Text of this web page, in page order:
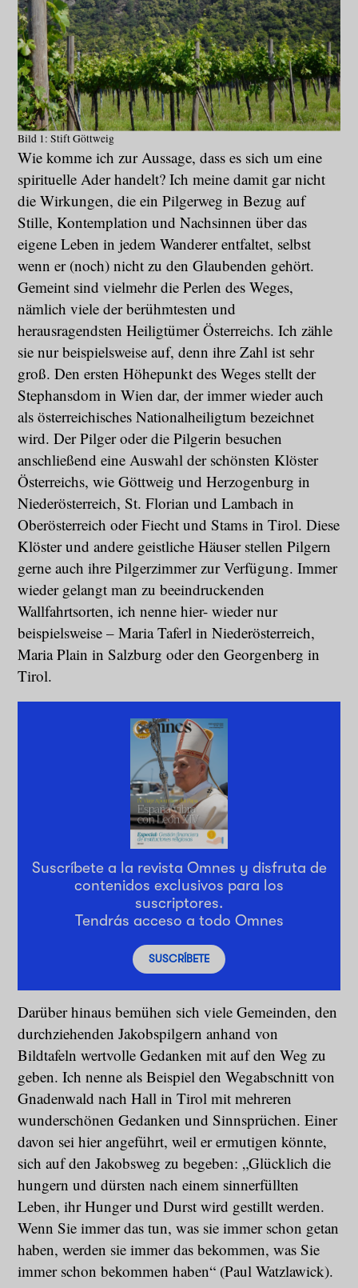
Bild 1: Stift Göttweig
Wie komme ich zur Aussage, dass es sich um eine
spirituelle Ader handelt? Ich meine damit gar nicht
die Wirkungen, die ein Pilgerweg in Bezug auf
Stille, Kontemplation und Nachsinnen über das
eigene Leben in jedem Wanderer entfaltet, selbst
wenn er (noch) nicht zu den Glaubenden gehört.
Gemeint sind vielmehr die Perlen des Weges,
nämlich viele der berühmtesten und
herausragendsten Heiligtümer Österreichs. Ich zähle
sie nur beispielsweise auf, denn ihre Zahl ist sehr
groß. Den ersten Höhepunkt des Weges stellt der
Stephansdom in Wien dar, der immer wieder auch
als österreichisches Nationalheiligtum bezeichnet
wird. Der Pilger oder die Pilgerin besuchen
anschließend eine Auswahl der schönsten Klöster
Österreichs, wie Göttweig und Herzogenburg in
Niederösterreich, St. Florian und Lambach in
Oberösterreich oder Fiecht und Stams in Tirol. Diese
Klöster und andere geistliche Häuser stellen Pilgern
gerne auch ihre Pilgerzimmer zur Verfügung. Immer
wieder gelangt man zu beeindruckenden
Wallfahrtsorten, ich nenne hier- wieder nur
beispielsweise – Maria Taferl in Niederösterreich,
Maria Plain in Salzburg oder den Georgenberg in
Tirol.
Suscríbete a la revista Omnes y disfruta de
contenidos exclusivos para los
suscriptores.
Tendrás acceso a todo Omnes
SUSCRÍBETE
Darüber hinaus bemühen sich viele Gemeinden, den
durchziehenden Jakobspilgern anhand von
Bildtafeln wertvolle Gedanken mit auf den Weg zu
geben. Ich nenne als Beispiel den Wegabschnitt von
Gnadenwald nach Hall in Tirol mit mehreren
wunderschönen Gedanken und Sinnsprüchen. Einer
davon sei hier angeführt, weil er ermutigen könnte,
sich auf den Jakobsweg zu begeben: „Glücklich die
hungern und dürsten nach einem sinnerfüllten
Leben, ihr Hunger und Durst wird gestillt werden.
Wenn Sie immer das tun, was sie immer schon getan
haben, werden sie immer das bekommen, was Sie
immer schon bekommen haben“ (Paul Watzlawick).